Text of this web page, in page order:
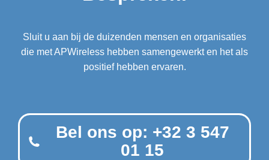
Sluit u aan bij de duizenden mensen en organisaties
die met APWireless hebben samengewerkt en het als
positief hebben ervaren.
Bel ons op: +32 3 547
01 15